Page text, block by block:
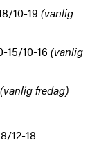
10-19 (vanlig
15/10-16 (vanlig
(vanlig fredag)
12-18